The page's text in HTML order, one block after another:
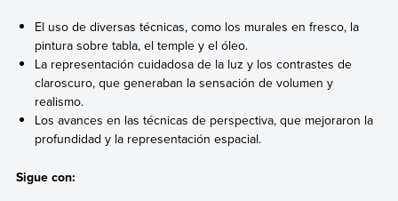
El uso de diversas técnicas, como los murales en fresco, la
pintura sobre tabla, el temple y el óleo.
La representación cuidadosa de la luz y los contrastes de
claroscuro, que generaban la sensación de volumen y
realismo.
Los avances en las técnicas de perspectiva, que mejoraron la
profundidad y la representación espacial.
Sigue con: